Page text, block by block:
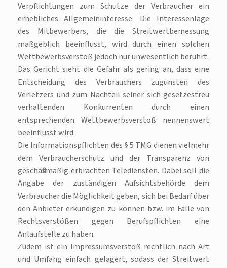
Verpflichtungen zum Schutze der Verbraucher ein
erhebliches Allgemeininteresse. Die Interessenlage
des Mitbewerbers, die die Streitwertbemessung
maßgeblich beeinflusst, wird durch einen solchen
Wettbewerbsverstoß jedoch nur unwesentlich berührt.
Das Gericht sieht die Gefahr als gering an, dass eine
Entscheidung des Verbrauchers zugunsten des
Verletzers und zum Nachteil seiner sich gesetzestreu
verhaltenden Konkurrenten durch einen
entsprechenden Wettbewerbsverstoß nennenswert
beeinflusst wird.
Die Informationspflichten des § 5 TMG dienen vielmehr
dem Verbraucherschutz und der Transparenz von
geschäftsmäßig erbrachten Telediensten. Dabei soll die
Angabe der zuständigen Aufsichtsbehörde dem
Verbraucher die Möglichkeit geben, sich bei Bedarf über
den Anbieter erkundigen zu können bzw. im Falle von
Rechtsverstößen gegen Berufspflichten eine
Anlaufstelle zu haben.
Zudem ist ein Impressumsverstoß rechtlich nach Art
und Umfang einfach gelagert, sodass der Streitwert